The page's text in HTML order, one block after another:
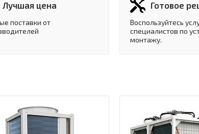
Лучшая цена
поставки от
Готовое
Воспользуйтесь
специалистов по
монтажу.